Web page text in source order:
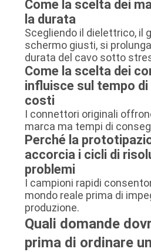
Come la scelta dei
la durata
Scegliendo il dielettrico, il
schermo giusti, si
durata del cavo sotto
Come la scelta dei
influisce sul tempo
costi
I connettori originali
marca ma tempi di
Perché la
accorcia i cicli di
problemi
I campioni rapidi
mondo reale prima di
produzione.
Quali domande
prima di ordinare